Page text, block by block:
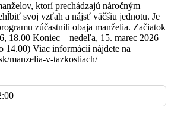
ktorí prechádzajú náročným
svoj vzťah a nájsť väčšiu jednotu. Je
zúčastnili obaja manželia. Začiatok
18.00 Koniec – nedeľa, 15. marec 2026
14.00) Viac informácií nájdete na
manzelia-v-tazkostiach/